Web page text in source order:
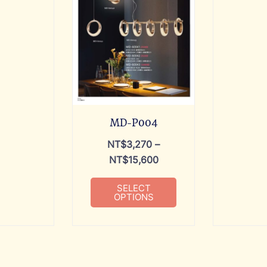
MD-P004
NT$3,270 –
NT$15,600
SELECT
OPTIONS